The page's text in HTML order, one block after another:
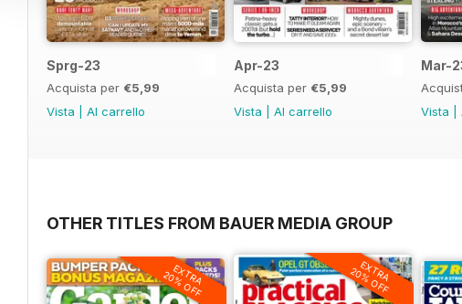
Sprg-23
Acquista per €5,99
Vista
Al carrello
Apr-23
Acquista per €5,99
Vista
Al carrello
Mar-
Vista
OTHER TITLES FROM BAUER MEDIA GROUP
EXTRA
20% OFF EXTRA
20% OFF